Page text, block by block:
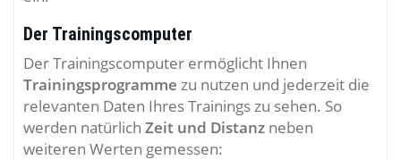
Der Trainingscomputer
Der Trainingscomputer ermöglicht Ihnen
Trainingsprogramme zu nutzen und jederzeit die
relevanten Daten Ihres Trainings zu sehen. So
werden natürlich Zeit und Distanz neben
weiteren Werten gemessen: